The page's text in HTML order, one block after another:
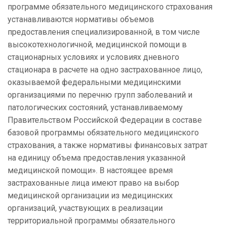
программе обязательного медицинского страхования
устанавливаются нормативы объемов
предоставления специализированной, в том числе
высокотехнологичной, медицинской помощи в
стационарных условиях и условиях дневного
стационара в расчете на одно застрахованное лицо,
оказываемой федеральными медицинскими
организациями по перечню групп заболеваний и
патологических состояний, устанавливаемому
Правительством Российской Федерации в составе
базовой программы обязательного медицинского
страхования, а также нормативы финансовых затрат
на единицу объема предоставления указанной
медицинской помощи». В настоящее время
застрахованные лица имеют право на выбор
медицинской организации из медицинских
организаций, участвующих в реализации
территориальной программы обязательного